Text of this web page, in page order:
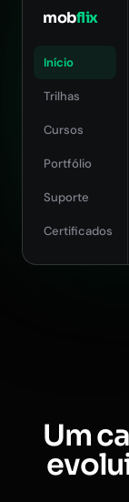
mobflix
Início
Trilhas
Cursos
Portfólio
Suporte
Certificados
Um